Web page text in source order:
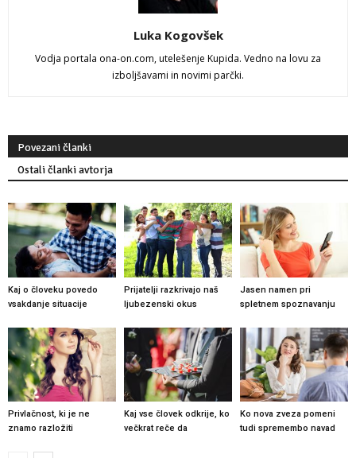
Luka Kogovšek
Vodja portala ona-on.com, utelešenje Kupida. Vedno na lovu za
izboljšavami in novimi parčki.
Povezani članki
Ostali članki avtorja
Kaj o človeku povedo
vsakdanje situacije
Prijatelji razkrivajo naš
ljubezenski okus
Jasen namen pri
spletnem spoznavanju
Privlačnost, ki je ne
znamo razložiti
Kaj vse človek odkrije, ko
večkrat reče da
Ko nova zveza pomeni
tudi spremembo navad